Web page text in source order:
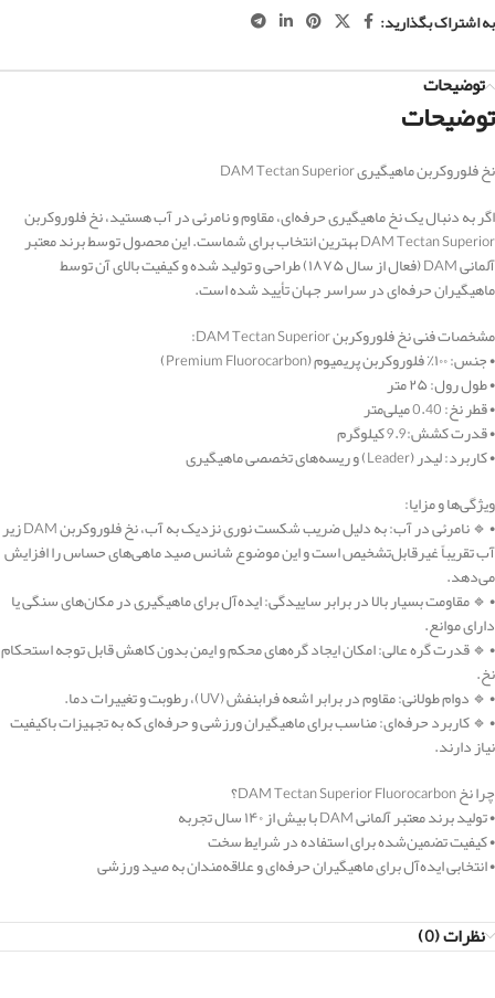
به اشتراک بگذارید:
توضیحات
توضیحات
نخ فلوروکربن ماهیگیری DAM Tectan Superior
اگر به دنبال یک نخ ماهیگیری حرفه‌ای، مقاوم و نامرئی در آب هستید، نخ فلوروکربن
DAM Tectan Superior بهترین انتخاب برای شماست. این محصول توسط برند معتبر
آلمانی DAM (فعال از سال ۱۸۷۵) طراحی و تولید شده و کیفیت بالای آن توسط
ماهیگیران حرفه‌ای در سراسر جهان تأیید شده است.
مشخصات فنی نخ فلوروکربن DAM Tectan Superior:
• جنس: ۱۰۰٪ فلوروکربن پریمیوم (Premium Fluorocarbon)
• طول رول: ۲۵ متر
• قطر نخ: 0.40 میلی‌متر
• قدرت کشش:9.9 کیلوگرم
• کاربرد: لیدر (Leader) و ریسه‌های تخصصی ماهیگیری
ویژگی‌ها و مزایا:
• 🔹 نامرئی در آب: به دلیل ضریب شکست نوری نزدیک به آب، نخ فلوروکربن DAM زیر
آب تقریباً غیرقابل‌تشخیص است و این موضوع شانس صید ماهی‌های حساس را افزایش
می‌دهد.
• 🔹 مقاومت بسیار بالا در برابر ساییدگی: ایده‌آل برای ماهیگیری در مکان‌های سنگی یا
دارای موانع.
• 🔹 قدرت گره عالی: امکان ایجاد گره‌های محکم و ایمن بدون کاهش قابل توجه استحکام
نخ.
• 🔹 دوام طولانی: مقاوم در برابر اشعه فرابنفش (UV)، رطوبت و تغییرات دما.
• 🔹 کاربرد حرفه‌ای: مناسب برای ماهیگیران ورزشی و حرفه‌ای که به تجهیزات باکیفیت
نیاز دارند.
چرا نخ DAM Tectan Superior Fluorocarbon؟
• تولید برند معتبر آلمانی DAM با بیش از ۱۴۰ سال تجربه
• کیفیت تضمین‌شده برای استفاده در شرایط سخت
• انتخابی ایده‌آل برای ماهیگیران حرفه‌ای و علاقه‌مندان به صید ورزشی
نظرات (0)